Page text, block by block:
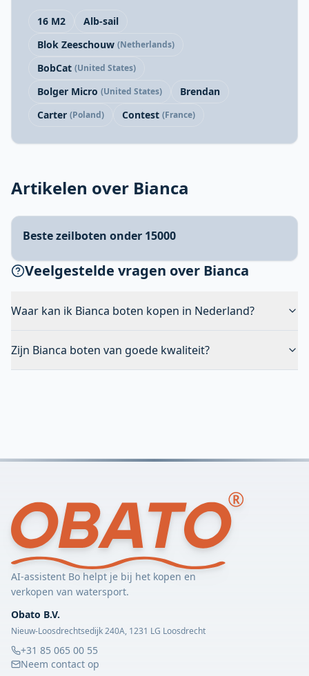
16 M2
Alb-sail
Blok Zeeschouw (Netherlands)
BobCat (United States)
Bolger Micro (United States)
Brendan
Carter (Poland) Contest (France)
Artikelen over Bianca
Beste zeilboten onder 15000
Veelgestelde vragen over Bianca
Waar kan ik Bianca boten kopen in Nederland?
Zijn Bianca boten van goede kwaliteit?
AI-assistent Bo helpt je bij het kopen en
verkopen van watersport.
Obato B.V.
Nieuw-Loosdrechtsedijk 240A, 1231 LG Loosdrecht
+31 85 065 00 55
Neem contact op